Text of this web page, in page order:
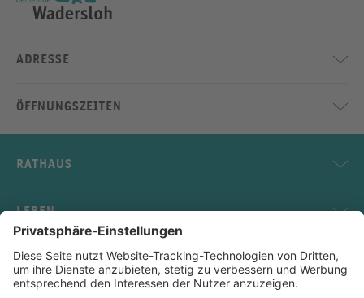
ADRESSE
ÖFFNUNGSZEITEN
RATHAUS
LEBEN
SERVICE